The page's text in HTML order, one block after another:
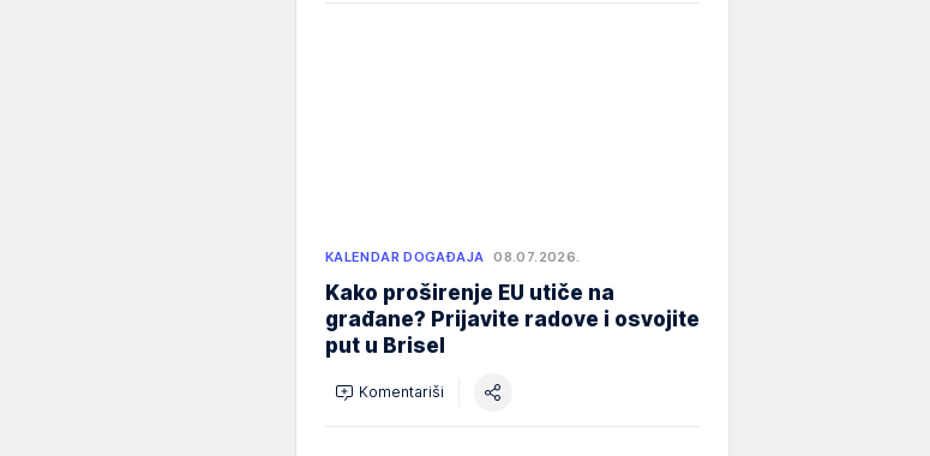
KALENDAR DOGAĐAJA 08.07.2026.
Kako proširenje EU utiče na
građane? Prijavite radove i osvojite
put u Brisel
Komentariši